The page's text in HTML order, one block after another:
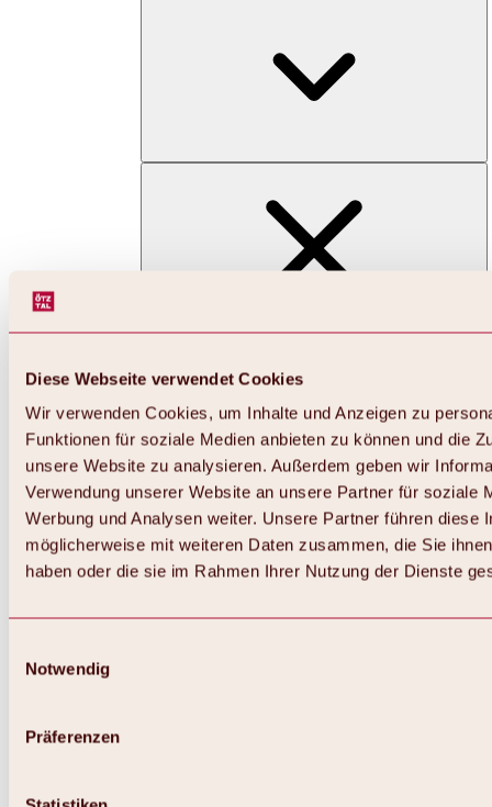
Diese Webseite verwendet Cookies
Wir verwenden Cookies, um Inhalte und Anzeigen zu
Funktionen für soziale Medien anbieten zu können und die
unsere Website zu analysieren. Außerdem geben wir
Verwendung unserer Website an unsere Partner für soziale
Werbung und Analysen weiter. Unsere Partner führen diese
möglicherweise mit weiteren Daten zusammen, die Sie
haben oder die sie im Rahmen Ihrer Nutzung der Dienste
Notwendig
Präferenzen